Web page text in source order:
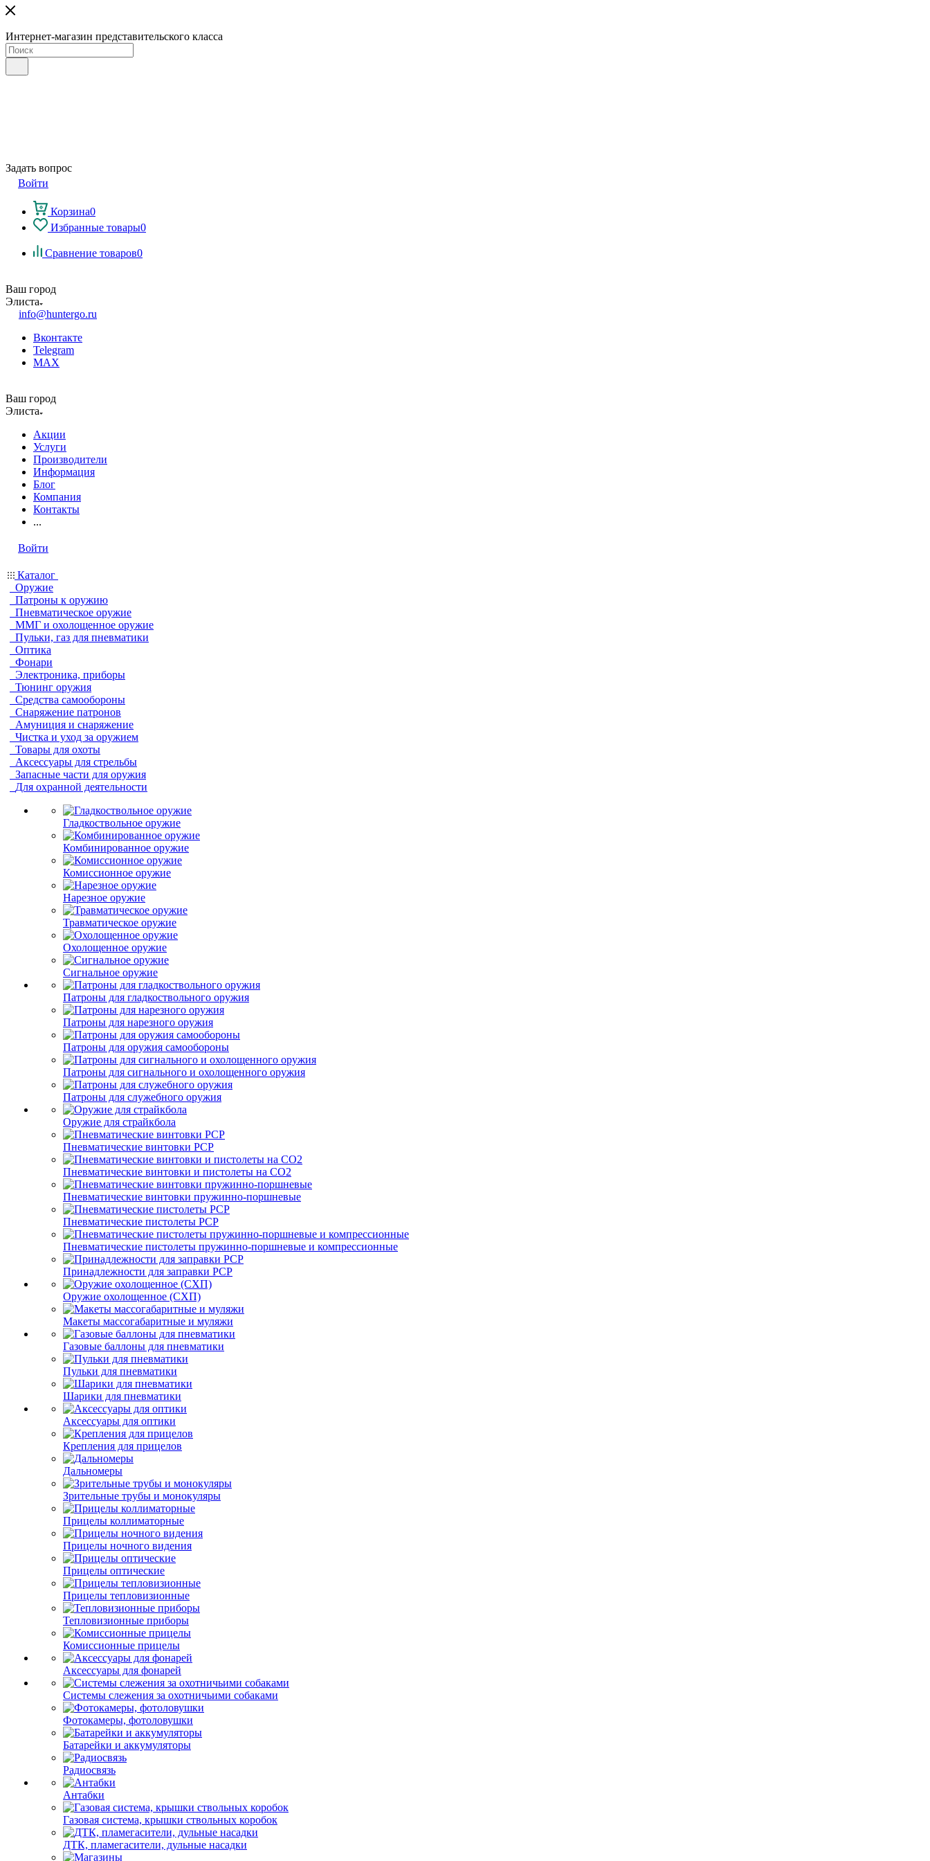
Интернет-магазин представительского класса
Задать вопрос
Войти
Корзина0
Избранные товары0
Сравнение товаров0
Ваш город
Элиста
info@huntergo.ru
Вконтакте
Telegram
MAX
Ваш город
Элиста
Акции
Услуги
Производители
Информация
Блог
Компания
Контакты
...
Войти
Каталог
Оружие
Патроны к оружию
Пневматическое оружие
ММГ и охолощенное оружие
Пульки, газ для пневматики
Оптика
Фонари
Электроника, приборы
Тюнинг оружия
Средства самообороны
Снаряжение патронов
Амуниция и снаряжение
Чистка и уход за оружием
Товары для охоты
Аксессуары для стрельбы
Запасные части для оружия
Для охранной деятельности
Гладкоствольное оружие
Комбинированное оружие
Комиссионное оружие
Нарезное оружие
Травматическое оружие
Охолощенное оружие
Сигнальное оружие
Патроны для гладкоствольного оружия
Патроны для нарезного оружия
Патроны для оружия самообороны
Патроны для сигнального и охолощенного оружия
Патроны для служебного оружия
Оружие для страйкбола
Пневматические винтовки PCP
Пневматические винтовки и пистолеты на CO2
Пневматические винтовки пружинно-поршневые
Пневматические пистолеты PCP
Пневматические пистолеты пружинно-поршневые и компрессионные
Принадлежности для заправки PCP
Оружие охолощенное (СХП)
Макеты массогабаритные и муляжи
Газовые баллоны для пневматики
Пульки для пневматики
Шарики для пневматики
Аксессуары для оптики
Крепления для прицелов
Дальномеры
Зрительные трубы и монокуляры
Прицелы коллиматорные
Прицелы ночного видения
Прицелы оптические
Прицелы тепловизионные
Тепловизионные приборы
Комиссионные прицелы
Аксессуары для фонарей
Системы слежения за охотничьими собаками
Фотокамеры, фотоловушки
Батарейки и аккумуляторы
Радиосвязь
Антабки
Газовая система, крышки ствольных коробок
ДТК, пламегасители, дульные насадки